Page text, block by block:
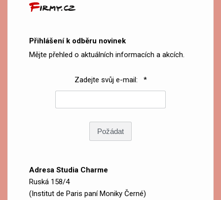
Přihlášení k odběru novinek
Mějte přehled o aktuálních informacích a akcích.
Zadejte svůj e-mail: *
Adresa Studia Charme
Ruská 158/4
(Institut de Paris paní Moniky Černé)